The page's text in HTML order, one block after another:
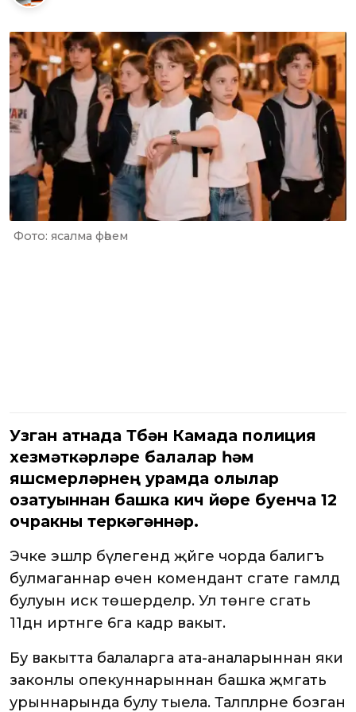
Фото: ясалма фәһем
Узган атнада Түбән Камада полиция
хезмәткәрләре балалар һәм
яшүсмерләрнең урамда олылар
озатуыннан башка кич йөрүе буенча 12
очракны теркәгәннәр.
Эчке эшләр бүлегендә җәйге чорда балигъ
булмаганнар өчен комендант сәгате гамәлдә
булуын искә төшерделәр. Ул төнге сәгать
11дән иртәнге 6га кадәр вакыт.
Бу вакытта балаларга ата-аналарыннан яки
законлы опекуннарыннан башка җәмәгать
урыннарында булу тыела. Таләпләрне бозган